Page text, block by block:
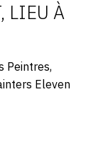
LIEU À
Peintres,
Eleven